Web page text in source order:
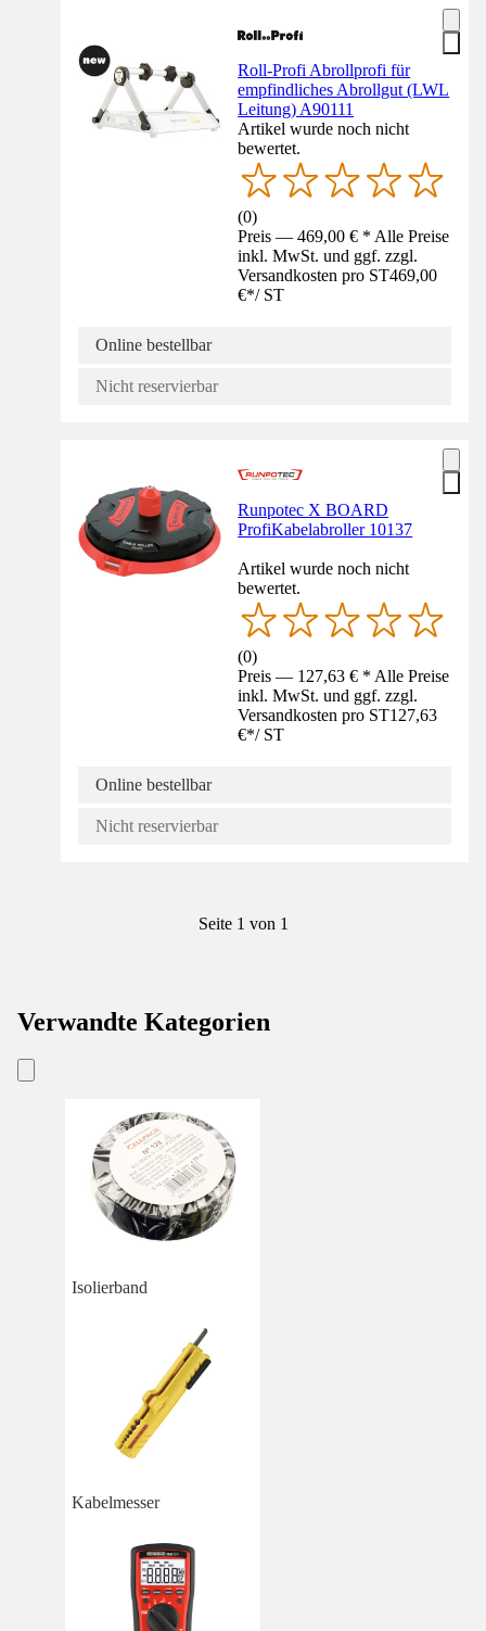
Roll-Profi Abrollprofi für
empfindliches Abrollgut (LWL
Leitung) A90111
Artikel wurde noch nicht
bewertet.
(0)
Preis — 469,00 € * Alle Preise
inkl. MwSt. und ggf. zzgl.
Versandkosten pro ST469,00
€*/ ST
Online bestellbar
Nicht reservierbar
Runpotec X BOARD
ProfiKabelabroller 10137
Artikel wurde noch nicht
bewertet.
(0)
Preis — 127,63 € * Alle Preise
inkl. MwSt. und ggf. zzgl.
Versandkosten pro ST127,63
€*/ ST
Online bestellbar
Nicht reservierbar
Seite 1 von 1
Verwandte Kategorien
Isolierband
Kabelmesser